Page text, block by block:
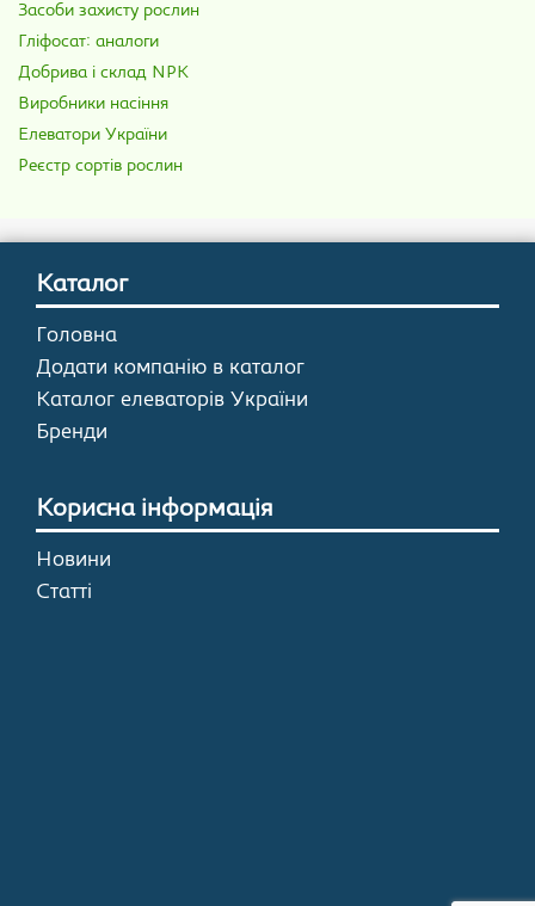
Засоби захисту рослин
Гліфосат: аналоги
Добрива і склад NPK
Виробники насіння
Елеватори України
Реєстр сортів рослин
Каталог
Головна
Додати компанію в каталог
Каталог елеваторів України
Бренди
Корисна інформація
Новини
Статті